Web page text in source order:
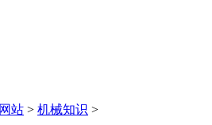
站 > 机械知识 >